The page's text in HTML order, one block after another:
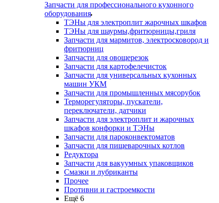
Запчасти для профессионального кухонного
оборудования
ТЭНы для электроплит жарочных шкафов
ТЭНы для шаурмы,фритюрницы,гриля
Запчасти для мармитов, электросковород и
фритюрниц
Запчасти для овощерезок
Запчасти для картофелечисток
Запчасти для универсальных кухонных
машин УКМ
Запчасти для промышленных мясорубок
Терморегуляторы, пускатели,
переключатели, датчики
Запчасти для электроплит и жарочных
шкафов конфорки и ТЭНы
Запчасти для пароконвектоматов
Запчасти для пищеварочных котлов
Редуктора
Запчасти для вакуумных упаковщиков
Смазки и лубриканты
Прочее
Противни и гастроемкости
Ещё 6